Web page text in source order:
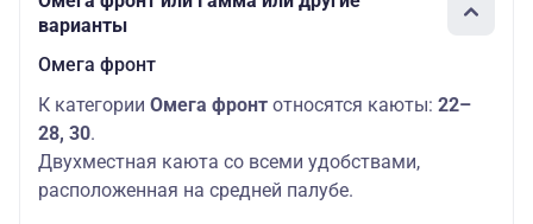
варианты
Омега фронт
К категории Омега фронт относятся каюты: 22–
28, 30.
Двухместная каюта со всеми удобствами,
расположенная на средней палубе.